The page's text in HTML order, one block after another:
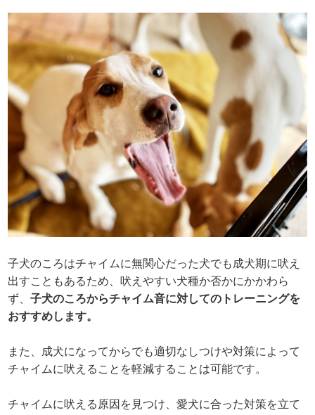
子犬のころはチャイムに無関心だった犬でも成犬期に吠え
出すこともあるため、吠えやすい犬種か否かにかかわら
ず、子犬のころからチャイム音に対してのトレーニングを
おすすめします。
また、成犬になってからでも適切なしつけや対策によって
チャイムに吠えることを軽減することは可能です。
チャイムに吠える原因を見つけ、愛犬に合った対策を立て